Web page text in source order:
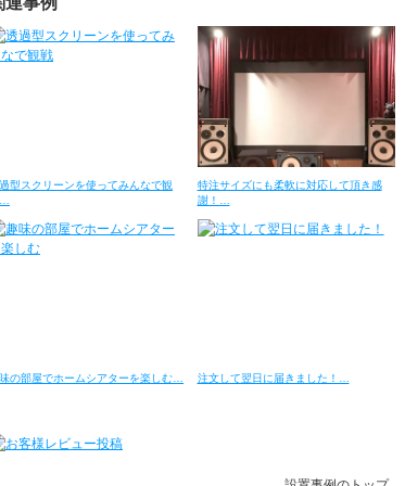
型スクリーンを使ってみんなで観
特注サイズにも柔軟に対応して頂き感
謝！…
の部屋でホームシアターを楽しむ… 注文して翌日に届きました！…